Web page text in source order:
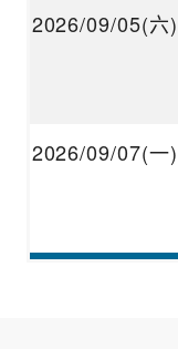
2026/09/05(六)
2026/09/07(一)